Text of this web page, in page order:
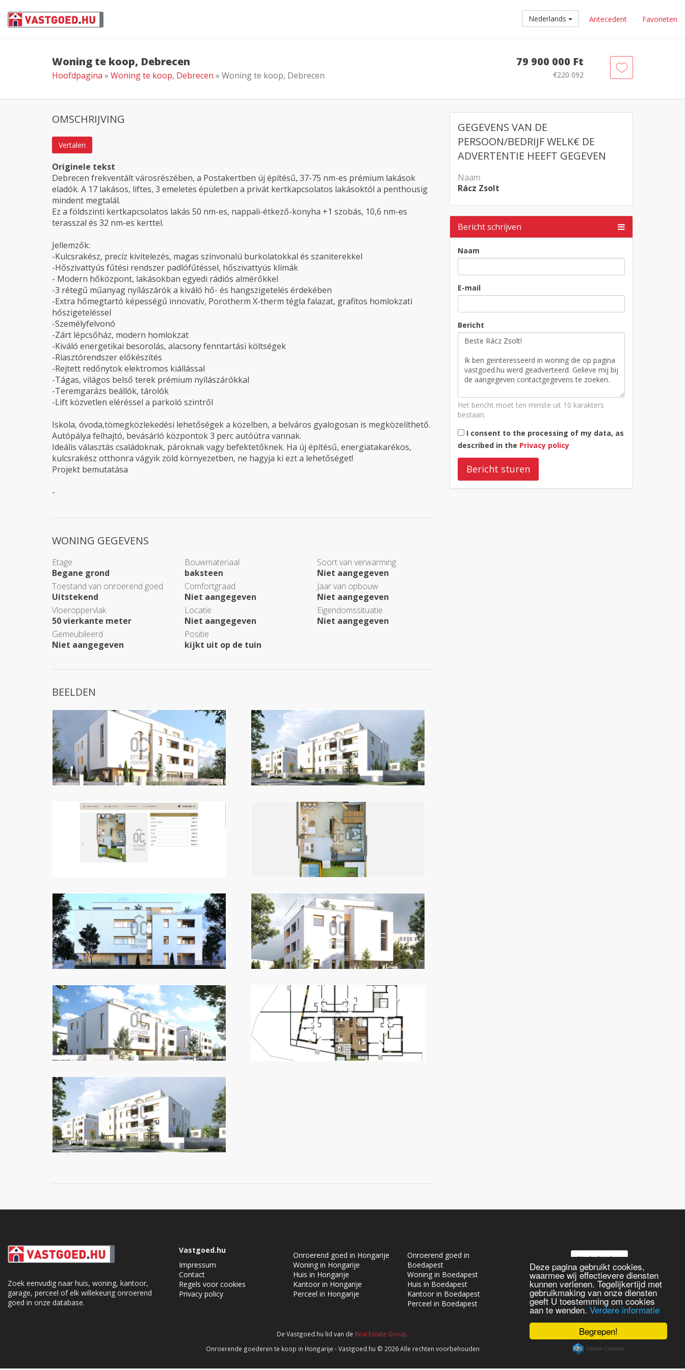
Begrepen!
Deze pagina gebruikt cookies,
waarmee wij effectievere diensten
kunnen verlenen. Tegelijkertijd met
gebruikmaking van onze diensten
geeft U toestemming om cookies
aan te wenden. Verdere informatie
Cookie Consent plugin for the EU cookie law
Nederlands Antecedent Favorieten
Woning te koop, Debrecen
Hoofdpagina » Woning te koop, Debrecen » Woning te koop, Debrecen
79 900 000 Ft
€220 092
GEGEVENS VAN DE
PERSOON/BEDRIJF WELK€ DE
ADVERTENTIE HEEFT GEGEVEN
Naam:
Rácz Zsolt
Bericht schrijven
Naam
E-mail
Bericht
Het bericht moet ten minste uit 10 karakters
bestaan.
I consent to the processing of my data, as
described in the Privacy policy
Bericht sturen
OMSCHRIJVING
Vertalen
Originele tekst
Debrecen frekventált városrészében, a Postakertben új építésű, 37-75 nm-es prémium lakások
eladók. A 17 lakásos, liftes, 3 emeletes épületben a privát kertkapcsolatos lakásoktól a penthousig
mindent megtalál.
Ez a földszinti kertkapcsolatos lakás 50 nm-es, nappali-étkező-konyha +1 szobás, 10,6 nm-es
terasszal és 32 nm-es kerttel.
Jellemzők:
-Kulcsrakész, precíz kivitelezés, magas színvonalú burkolatokkal és szaniterekkel
-Hőszivattyús fűtési rendszer padlófűtéssel, hőszivattyús klímák
- Modern hőközpont, lakásokban egyedi rádiós almérőkkel
-3 rétegű műanyag nyílászárók a kiváló hő- és hangszigetelés érdekében
-Extra hőmegtartó képességű innovatív, Porotherm X-therm tégla falazat, grafitos homlokzati
hőszigeteléssel
-Személyfelvonó
-Zárt lépcsőház, modern homlokzat
-Kiváló energetikai besorolás, alacsony fenntartási költségek
-Riasztórendszer előkészítés
-Rejtett redőnytok elektromos kiállással
-Tágas, világos belső terek prémium nyílászárókkal
-Teremgarázs beállók, tárolók
-Lift közvetlen eléréssel a parkoló szintről
Iskola, óvoda,tömegközlekedési lehetőségek a közelben, a belváros gyalogosan is megközelíthető.
Autópálya felhajtó, bevásárló központok 3 perc autóútra vannak.
Ideális választás családoknak, pároknak vagy befektetőknek. Ha új építésű, energiatakarékos,
kulcsrakész otthonra vágyik zöld környezetben, ne hagyja ki ezt a lehetőséget!
Projekt bemutatása
-
WONING GEGEVENS
Etage
Begane grond
Bouwmateriaal
baksteen
Soort van verwarming
Niet aangegeven
Toestand van onroerend goed
Uitstekend
Comfortgraad
Niet aangegeven
Jaar van opbouw
Niet aangegeven
Vloeroppervlak
50 vierkante meter
Locatie
Niet aangegeven
Eigendomssituatie
Niet aangegeven
Gemeubileerd
Niet aangegeven
Positie
kijkt uit op de tuin
BEELDEN
Zoek eenvudig naar huis, woning, kantoor,
garage, perceel of elk willekeurig onroerend
goed in onze database.
Vastgoed.hu
Impressum
Contact
Regels voor cookies
Privacy policy
Onroerend goed in Hongarije
Woning in Hongarije
Huis in Hongarije
Kantoor in Hongarije
Perceel in Hongarije
Onroerend goed in
Boedapest
Woning in Boedapest
Huis in Boedapest
Kantoor in Boedapest
Perceel in Boedapest
Nederlands
De Vastgoed.hu lid van de Real Estate Group.
Onroerende goederen te koop in Hongarije - Vastgoed.hu © 2026 Alle rechten voorbehouden